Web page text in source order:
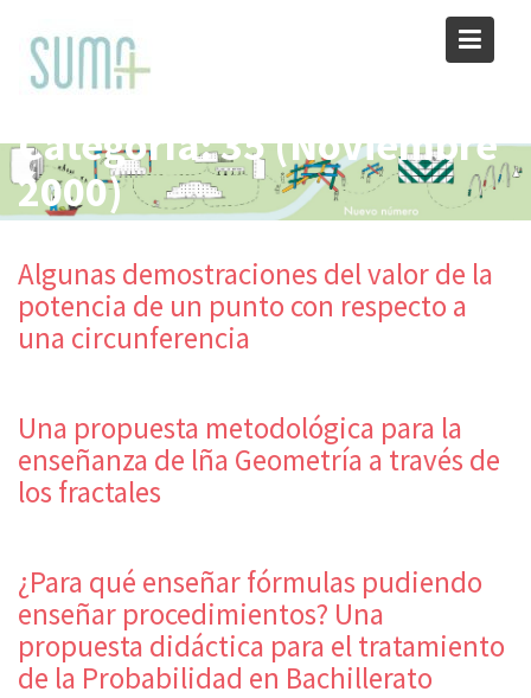
content
Categoría:35 (Noviembre
2000)
Algunas demostraciones del valor de la
potencia de un punto con respecto a
una circunferencia
Una propuesta metodológica para la
enseñanza de lña Geometría a través de
los fractales
¿Para qué enseñar fórmulas pudiendo
enseñar procedimientos? Una
propuesta didáctica para el tratamiento
de la Probabilidad en Bachillerato